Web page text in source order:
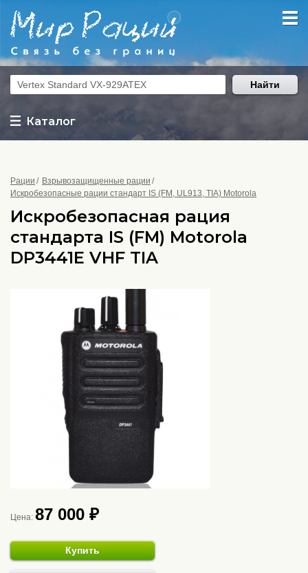
Каталог
Найти
Рации
Взрывозащищенные рации
Искробезопасные рации стандарт IS (FM, UL913, TIA) Motorola
Искробезопасная рация
стандарта IS (FM) Motorola
DP3441E VHF TIA
Цена: 87 000 ₽
Купить